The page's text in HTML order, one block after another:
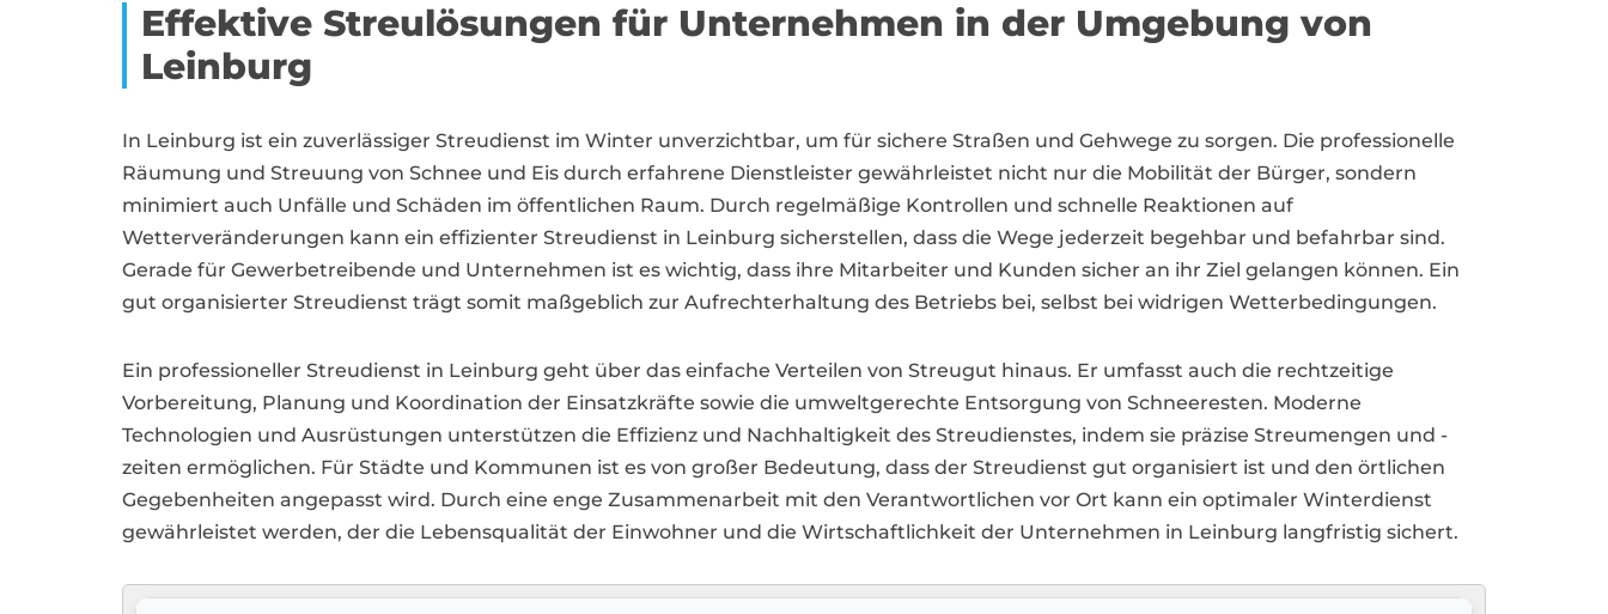
Effektive Streulösungen für Unternehmen in der Umgebung von
Leinburg
In Leinburg ist ein zuverlässiger Streudienst im Winter unverzichtbar, um für sichere Straßen und Gehwege zu sorgen. Die professionelle
Räumung und Streuung von Schnee und Eis durch erfahrene Dienstleister gewährleistet nicht nur die Mobilität der Bürger, sondern
minimiert auch Unfälle und Schäden im öffentlichen Raum. Durch regelmäßige Kontrollen und schnelle Reaktionen auf
Wetterveränderungen kann ein effizienter Streudienst in Leinburg sicherstellen, dass die Wege jederzeit begehbar und befahrbar sind.
Gerade für Gewerbetreibende und Unternehmen ist es wichtig, dass ihre Mitarbeiter und Kunden sicher an ihr Ziel gelangen können. Ein
gut organisierter Streudienst trägt somit maßgeblich zur Aufrechterhaltung des Betriebs bei, selbst bei widrigen Wetterbedingungen.
Ein professioneller Streudienst in Leinburg geht über das einfache Verteilen von Streugut hinaus. Er umfasst auch die rechtzeitige
Vorbereitung, Planung und Koordination der Einsatzkräfte sowie die umweltgerechte Entsorgung von Schneeresten. Moderne
Technologien und Ausrüstungen unterstützen die Effizienz und Nachhaltigkeit des Streudienstes, indem sie präzise Streumengen und -
zeiten ermöglichen. Für Städte und Kommunen ist es von großer Bedeutung, dass der Streudienst gut organisiert ist und den örtlichen
Gegebenheiten angepasst wird. Durch eine enge Zusammenarbeit mit den Verantwortlichen vor Ort kann ein optimaler Winterdienst
gewährleistet werden, der die Lebensqualität der Einwohner und die Wirtschaftlichkeit der Unternehmen in Leinburg langfristig sichert.